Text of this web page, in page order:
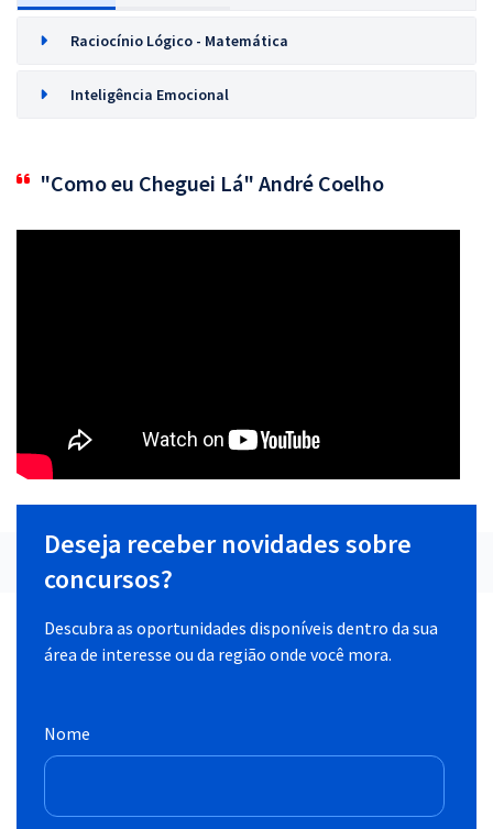
Raciocínio Lógico - Matemática
Inteligência Emocional
"Como eu Cheguei Lá" André Coelho
Deseja receber novidades sobre
concursos?
Descubra as oportunidades disponíveis dentro da sua
área de interesse ou da região onde você mora.
Nome